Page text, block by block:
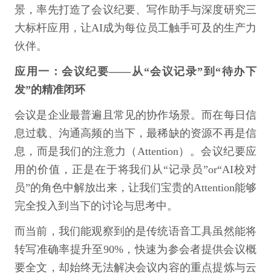
景，率先打造了会议纪要、写作助手与深度研究三
大标杆应用，让AI成为每位员工触手可及的生产力
伙伴。
应用一：会议纪要——从“会议记录”到“待办下
发”的精准闭环
会议是企业最普遍且常见的协作场景。而在每日信
息过载、沟通高频的当下，最稀缺的资源不再是信
息，而是我们的注意力（Attention）。会议纪要应
用的价值，正是在于将我们从“记录员”or“AI校对
员”的角色中解放出来，让我们宝贵的Attention能够
完全投入到当下的讨论与思考中。
而当前，我们能观察到的是传统语音工具虽然能将
转写准确率提升至90%，快速为参会者提供会议概
要全文，却始终无法解决会议内容的重点提炼与云